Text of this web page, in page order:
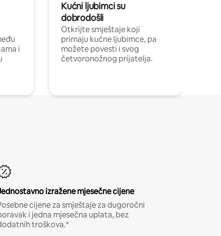
i
Kućni ljubimci su
dobrodošli
Otkrijte smještaje koji
primaju kućne ljubimce, pa
možete povesti i svog
četvoronožnog prijatelja.
izražene mjesečne cijene
cijene za smještaje za dugoročni
i jedna mjesečna uplata, bez
troškova.*